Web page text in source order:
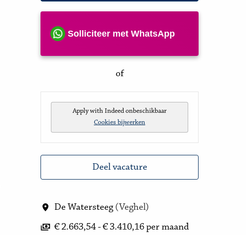
Solliciteer met WhatsApp
of
Apply with Indeed onbeschikbaar
Cookies bijwerken
Deel vacature
De Watersteeg ( Veghel)
€ 2.663,54 - € 3.410,16 per maand